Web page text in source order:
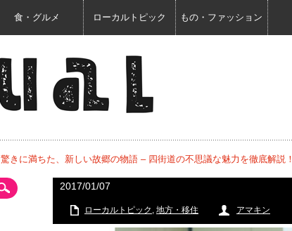
食・グルメ ローカルトピック もの・ファッション
驚きに満ちた、新しい故郷の物語 – 四街道の不思議な魅力を徹底解説！
2017/01/07
ローカルトピック , 地方・移住 アマキン